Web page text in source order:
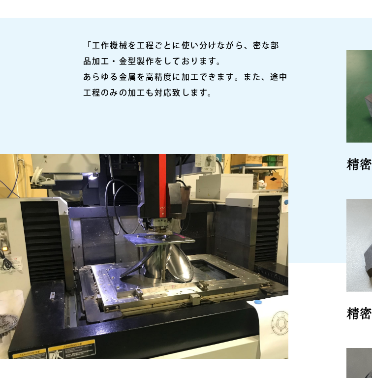
「工作機械を工程ごとに使い分けながら、密な部
品加工・金型製作をしております。
あらゆる金属を高精度に加工できます。また、途中
工程のみの加工も対応致します。
精
精